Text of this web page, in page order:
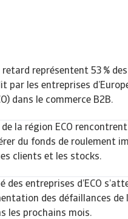
représentent 53 %
par les entreprises
dans le commerce B2B.
la région ECO
du fonds de roulement
clients et les stocks.
des entreprises d’ECO
des défaillances de
les prochains mois.